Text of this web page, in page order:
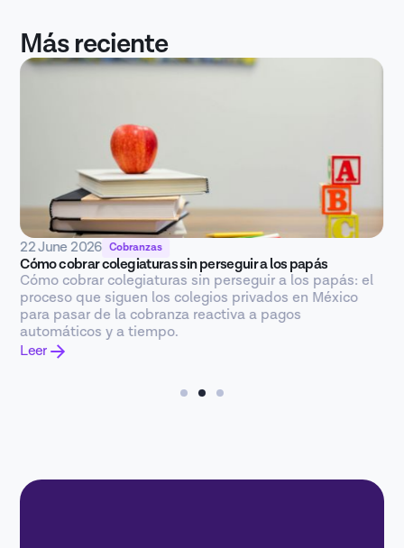
Más reciente
22 June 2026 Cobranzas
Cómo cobrar colegiaturas sin perseguir a los papás
Cómo cobrar colegiaturas sin perseguir a los papás: el
proceso que siguen los colegios privados en México
para pasar de la cobranza reactiva a pagos
automáticos y a tiempo.
Leer